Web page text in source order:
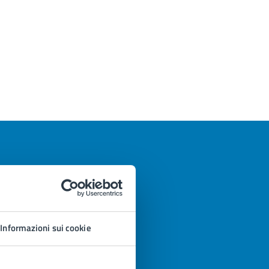
Informazioni sui cookie